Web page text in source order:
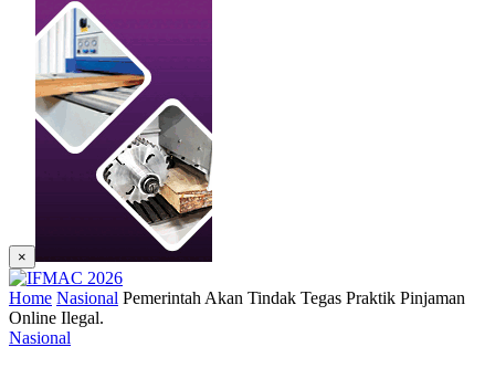
×
Home Nasional Pemerintah Akan Tindak Tegas Praktik Pinjaman
Online Ilegal.
Nasional